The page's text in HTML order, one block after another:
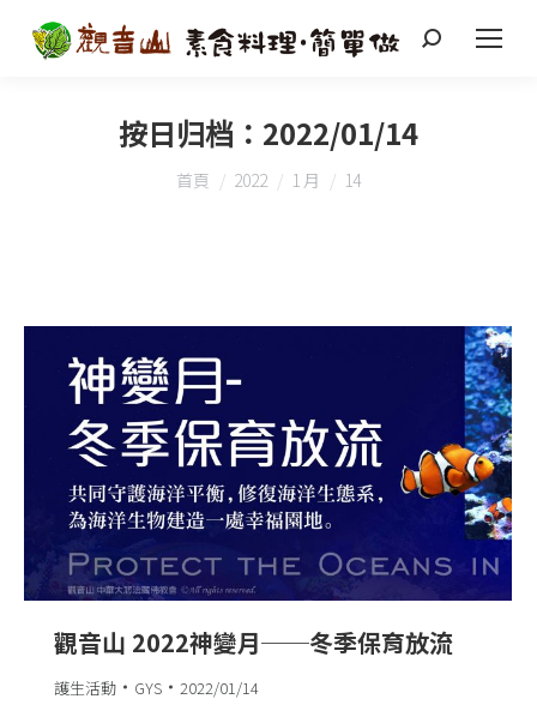
搜
按日归档： 2022/01/14
您在這裡：
首頁 2022 1 月 14
觀音山 2022神變月──冬季保育放流
護生活動 GYS 2022/01/14